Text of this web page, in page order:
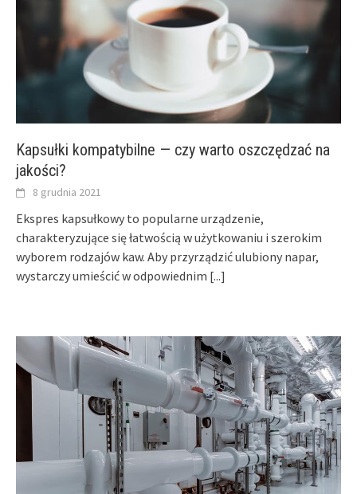
Kapsułki kompatybilne — czy warto oszczędzać na
jakości?
8 grudnia 2021
Ekspres kapsułkowy to popularne urządzenie,
charakteryzujące się łatwością w użytkowaniu i szerokim
wyborem rodzajów kaw. Aby przyrządzić ulubiony napar,
wystarczy umieścić w odpowiednim [...]